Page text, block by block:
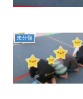
未分類